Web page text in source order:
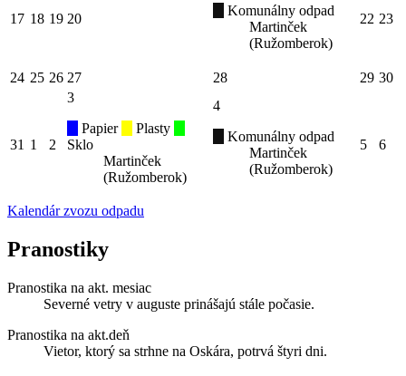
17 18 19 20
Komunálny odpad
Martinček
(Ružomberok)
22 23
24 25 26 27 28 29 30
31 1 2
3
Papier
Plasty
Sklo
Martinček
(Ružomberok)
4
Komunálny odpad
Martinček
(Ružomberok)
5 6
Kalendár zvozu odpadu
Pranostiky
Pranostika na akt. mesiac
Severné vetry v auguste prinášajú stále počasie.
Pranostika na akt.deň
Vietor, ktorý sa strhne na Oskára, potrvá štyri dni.